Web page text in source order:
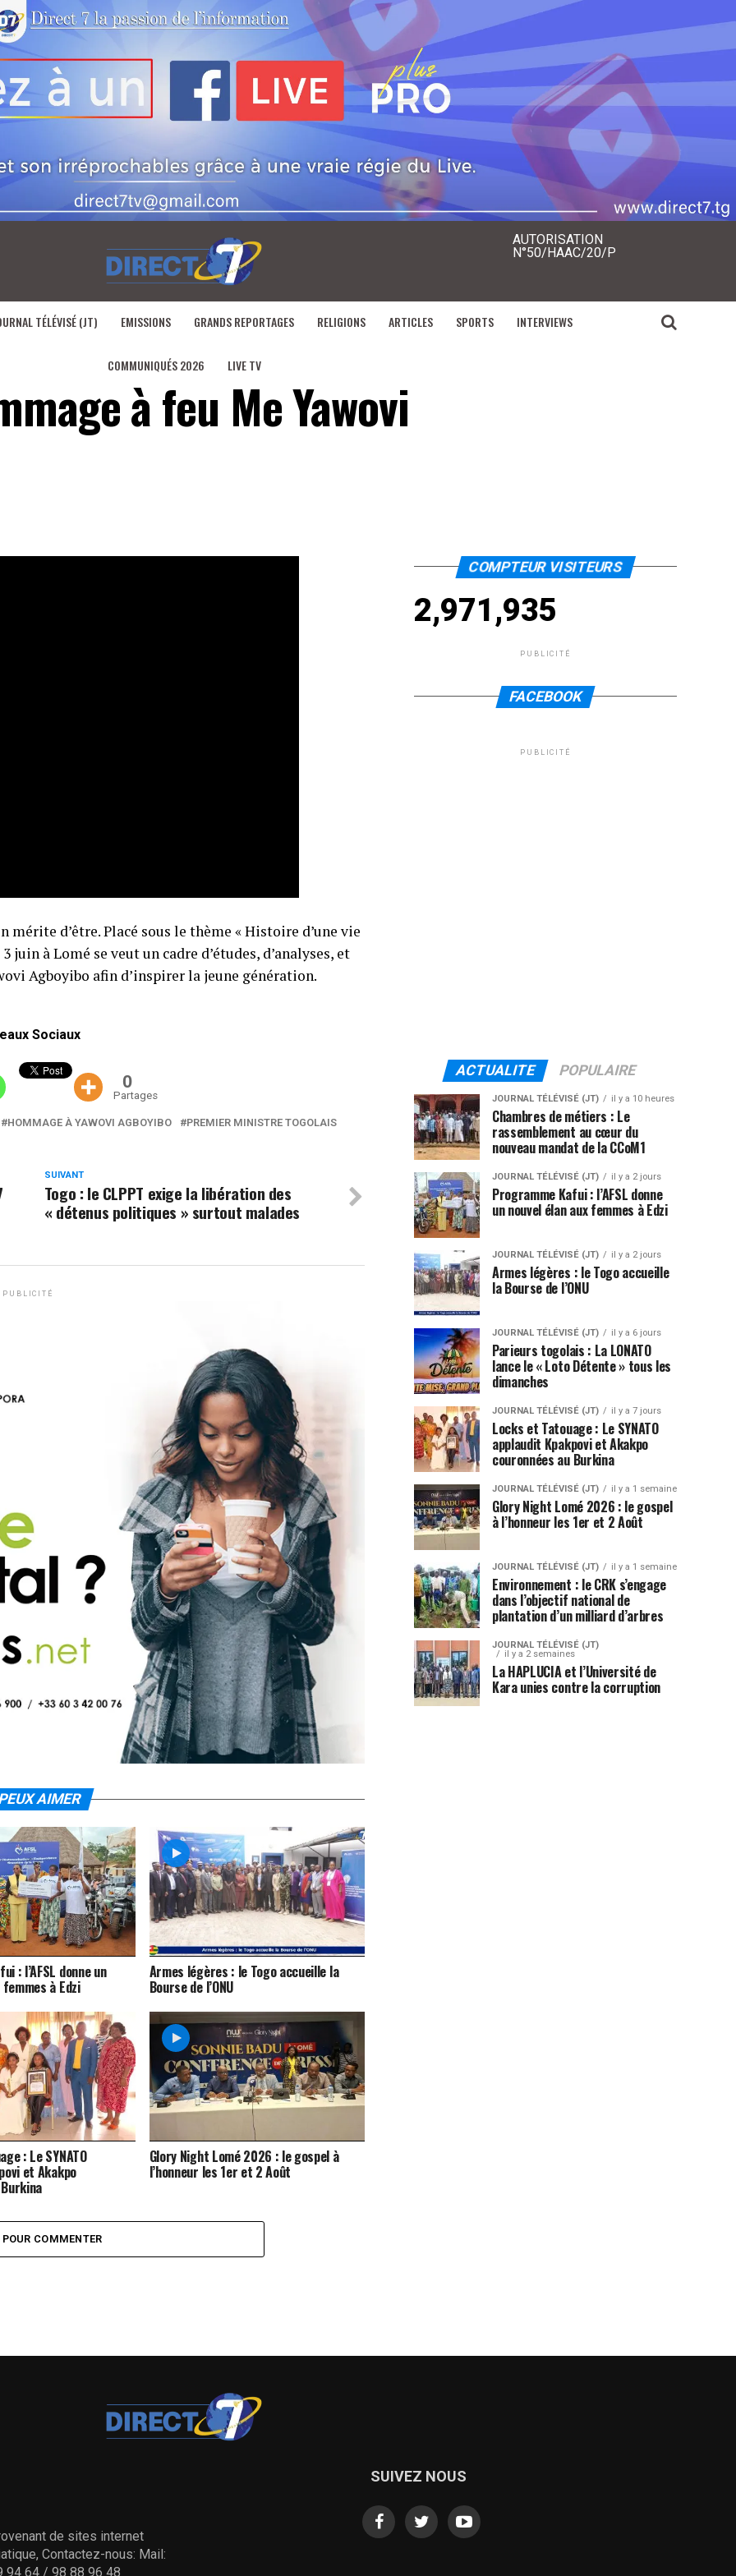
AUTORISATION
N°50/HAAC/20/P
TÉLÉVISÉ (JT) EMISSIONS GRANDS REPORTAGES RELIGIONS ARTICLES SPORTS INTERVIEWS
COMMUNIQUÉS 2026 LIVE TV
à feu Me Yawovi
d’être. Placé sous le thème « Histoire d’une vie
juin à Lomé se veut un cadre d’études, d’analyses, et
Agboyibo afin d’inspirer la jeune génération.
Sociaux
0
Partages
HOMMAGE À YAWOVI AGBOYIBO PREMIER MINISTRE TOGOLAIS
SUIVANT
Togo : le CLPPT exige la libération des
« détenus politiques » surtout malades
PUBLICITÉ
AIMER
: l’AFSL donne un
à Edzi
Armes légères : le Togo accueille la
Bourse de l’ONU
: Le SYNATO
et Akakpo
Glory Night Lomé 2026 : le gospel à
l’honneur les 1er et 2 Août
COMMENTER
COMPTEUR VISITEURS
2,971,935
PUBLICITÉ
FACEBOOK
PUBLICITÉ
ACTUALITE POPULAIRE
JOURNAL TÉLÉVISÉ (JT) il y a 10 heures
Chambres de métiers : Le
rassemblement au cœur du
nouveau mandat de la CCoM1
JOURNAL TÉLÉVISÉ (JT) il y a 2 jours
Programme Kafui : l’AFSL donne
un nouvel élan aux femmes à Edzi
JOURNAL TÉLÉVISÉ (JT) il y a 2 jours
Armes légères : le Togo accueille
la Bourse de l’ONU
JOURNAL TÉLÉVISÉ (JT) il y a 6 jours
Parieurs togolais : La LONATO
lance le « Loto Détente » tous les
dimanches
JOURNAL TÉLÉVISÉ (JT) il y a 7 jours
Locks et Tatouage : Le SYNATO
applaudit Kpakpovi et Akakpo
couronnées au Burkina
JOURNAL TÉLÉVISÉ (JT) il y a 1 semaine
Glory Night Lomé 2026 : le gospel
à l’honneur les 1er et 2 Août
JOURNAL TÉLÉVISÉ (JT) il y a 1 semaine
Environnement : le CRK s’engage
dans l’objectif national de
plantation d’un milliard d’arbres
JOURNAL TÉLÉVISÉ (JT)
il y a 2 semaines
La HAPLUCIA et l’Université de
Kara unies contre la corruption
de sites internet
Contactez-nous: Mail:
94 64 / 98 88 96 48
SUIVEZ NOUS